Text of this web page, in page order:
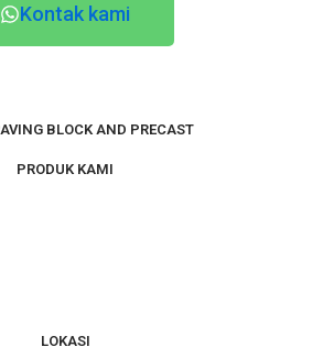
Kontak kami
BLOCK AND PRECAST
PRODUK KAMI
LOKASI